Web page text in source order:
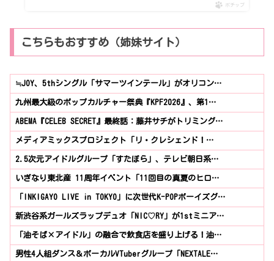
ポチップ
こちらもおすすめ（姉妹サイト）
≒JOY、5thシングル「サマーツインテール」がオリコン…
九州最大級のポップカルチャー祭典『KPF2026』、第1…
ABEMA『CELEB SECRET』最終話：藤井サチがトリミング…
メディアミックスプロジェクト「リ・クレシェンド！…
2.5次元アイドルグループ「すたぽら」、テレビ朝日系…
いぎなり東北産 11周年イベント「11回目の真夏のヒロ…
「INKIGAYO LIVE in TOKYO」に次世代K-POPボーイズグ…
新渋谷系ガールズラップデュオ「NIC♡RY」が1stミニア…
「油そば×アイドル」の融合で飲食店を盛り上げる！油…
男性4人組ダンス＆ボーカルVTuberグループ「NEXTALE…